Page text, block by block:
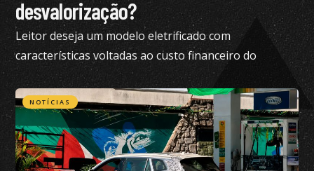
desvalorização?
Leitor deseja um modelo eletrificado com
características voltadas ao custo financeiro do
produto e pediu nossa análise completa
NOTÍCIAS